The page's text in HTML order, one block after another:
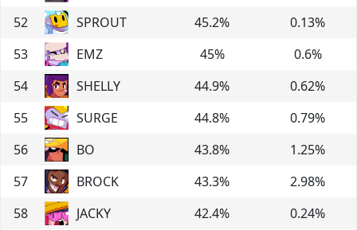
52
SPROUT 45.2% 0.13%
53
EMZ 45% 0.6%
54
SHELLY 44.9% 0.62%
55
SURGE 44.8% 0.79%
56
BO 43.8% 1.25%
57
BROCK 43.3% 2.98%
58
JACKY 42.4% 0.24%